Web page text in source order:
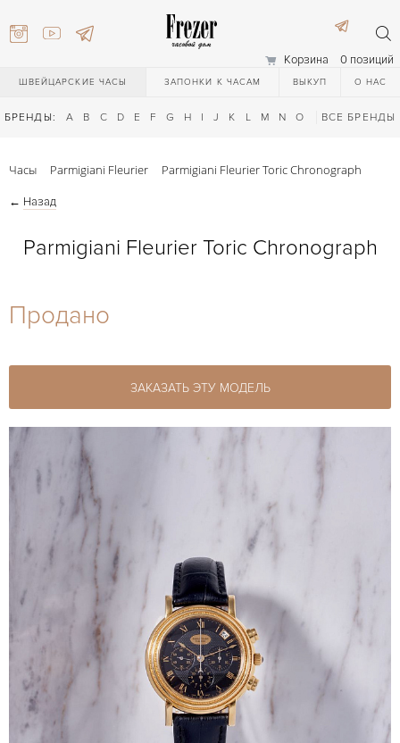
Корзина 0 позиций
ШВЕЙЦАРСКИЕ ЧАСЫ ЗАПОНКИ К ЧАСАМ ВЫКУП О НАС
БРЕНДЫ: A B C D E F G H I J K L M N O Q R S T
ВСЕ БРЕНДЫ
27-44
27-44
Часы Parmigiani Fleurier Parmigiani Fleurier Toric Chronograph
← Назад
Parmigiani Fleurier Toric Chronograph
Продано
ЗАКАЗАТЬ ЭТУ МОДЕЛЬ